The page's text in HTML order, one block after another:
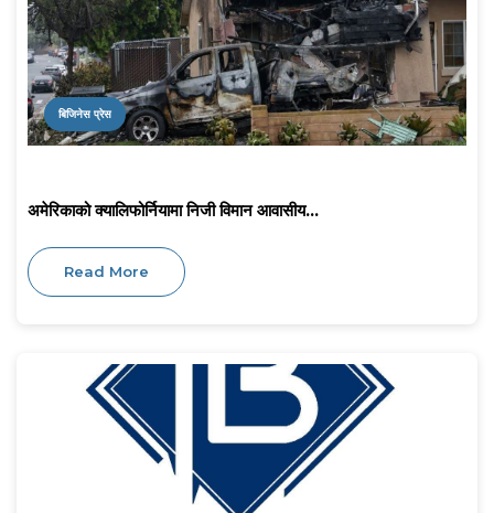
बिजिनेस प्रेस
अमेरिकाको क्यालिफोर्नियामा निजी विमान आवासीय...
Read More